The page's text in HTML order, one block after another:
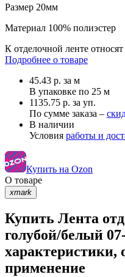
Размер 20мм
Материал 100% полиэстер
К отделочной ленте
Подробнее о товаре
45.43 р. за м
В упаковке по 25 м
1135.75 р. за уп.
По сумме заказа –
В наличии
Условия работы и
Купить на Ozon
О товаре
xmark
Купить Лента
голубой/белый
характеристики,
применение